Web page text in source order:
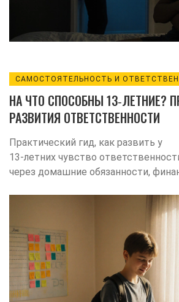
САМОСТОЯТЕЛЬНОСТЬ И
НА ЧТО СПОСОБНЫ 13‑ЛЕТНИЕ?
РАЗВИТИЯ ОТВЕТСТВЕННОСТИ
Практический гид, как развить у
13‑летних чувство
через домашние обязанности,